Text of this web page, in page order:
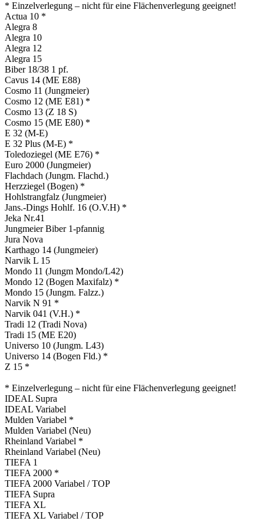
* Einzelverlegung – nicht für eine Flächenverlegung geeignet!
Actua 10 *
Alegra 8
Alegra 10
Alegra 12
Alegra 15
Biber 18/38 1 pf.
Cavus 14 (ME E88)
Cosmo 11 (Jungmeier)
Cosmo 12 (ME E81) *
Cosmo 13 (Z 18 S)
Cosmo 15 (ME E80) *
E 32 (M-E)
E 32 Plus (M-E) *
Toledoziegel (ME E76) *
Euro 2000 (Jungmeier)
Flachdach (Jungm. Flachd.)
Herzziegel (Bogen) *
Hohlstrangfalz (Jungmeier)
Jans.-Dings Hohlf. 16 (O.V.H) *
Jeka Nr.41
Jungmeier Biber 1-pfannig
Jura Nova
Karthago 14 (Jungmeier)
Narvik L 15
Mondo 11 (Jungm Mondo/L42)
Mondo 12 (Bogen Maxifalz) *
Mondo 15 (Jungm. Falzz.)
Narvik N 91 *
Narvik 041 (V.H.) *
Tradi 12 (Tradi Nova)
Tradi 15 (ME E20)
Universo 10 (Jungm. L43)
Universo 14 (Bogen Fld.) *
Z 15 *
* Einzelverlegung – nicht für eine Flächenverlegung geeignet!
IDEAL Supra
IDEAL Variabel
Mulden Variabel *
Mulden Variabel (Neu)
Rheinland Variabel *
Rheinland Variabel (Neu)
TIEFA 1
TIEFA 2000 *
TIEFA 2000 Variabel / TOP
TIEFA Supra
TIEFA XL
TIEFA XL Variabel / TOP